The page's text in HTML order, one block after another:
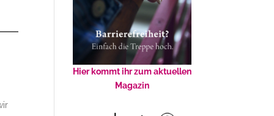
Hier kommt ihr zum aktuellen
Magazin